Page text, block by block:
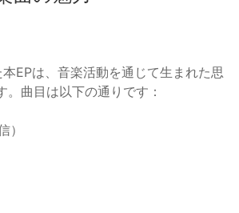
EPは、音楽活動を通じて生まれた思
。曲目は以下の通りです：
）